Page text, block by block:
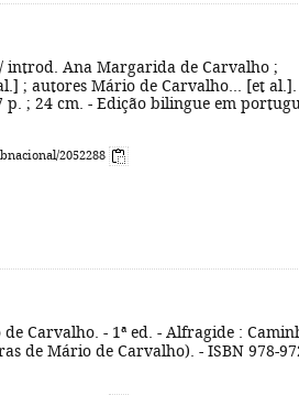
introd. Ana Margarida de Carvalho ;
; autores Mário de Carvalho... [et al.].
p. ; 24 cm. - Edição bilingue em
2052288
Carvalho. - 1ª ed. - Alfragide :
de Mário de Carvalho). - ISBN 978-